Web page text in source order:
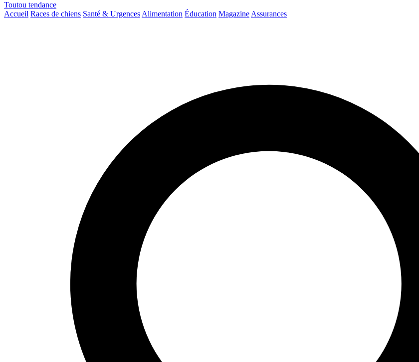
Toutou tendance
Accueil Races de chiens Santé & Urgences Alimentation Éducation Magazine Assurances